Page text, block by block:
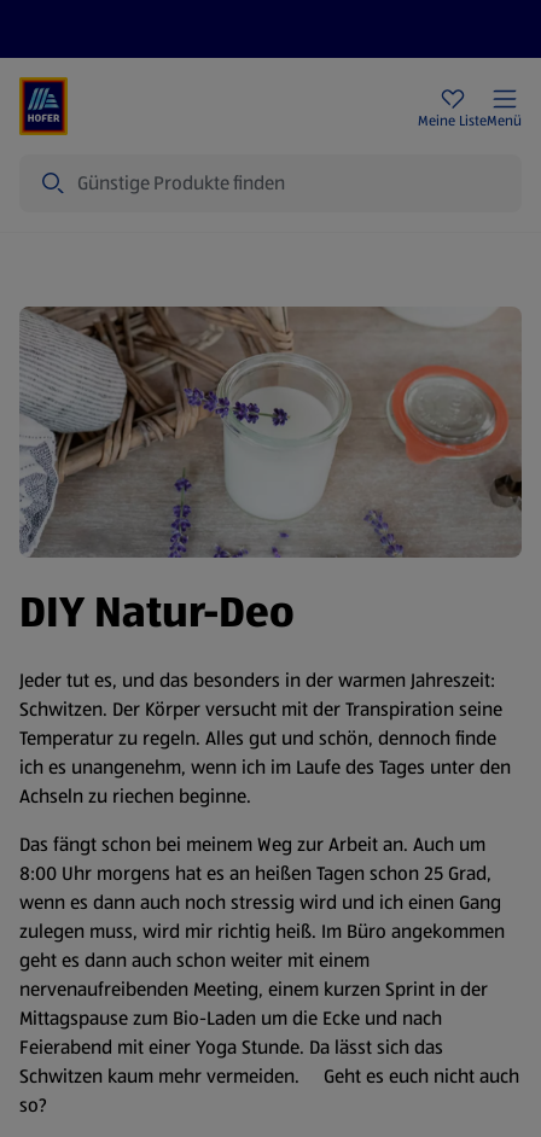
Meine ListeMenü
DIY Natur-Deo
Jeder tut es, und das besonders in der warmen Jahreszeit:
Schwitzen. Der Körper versucht mit der Transpiration seine
Temperatur zu regeln. Alles gut und schön, dennoch finde
ich es unangenehm, wenn ich im Laufe des Tages unter den
Achseln zu riechen beginne.
Das fängt schon bei meinem Weg zur Arbeit an. Auch um
8:00 Uhr morgens hat es an heißen Tagen schon 25 Grad,
wenn es dann auch noch stressig wird und ich einen Gang
zulegen muss, wird mir richtig heiß. Im Büro angekommen
geht es dann auch schon weiter mit einem
nervenaufreibenden Meeting, einem kurzen Sprint in der
Mittagspause zum Bio-Laden um die Ecke und nach
Feierabend mit einer Yoga Stunde. Da lässt sich das
Schwitzen kaum mehr vermeiden. Geht es euch nicht auch
so?